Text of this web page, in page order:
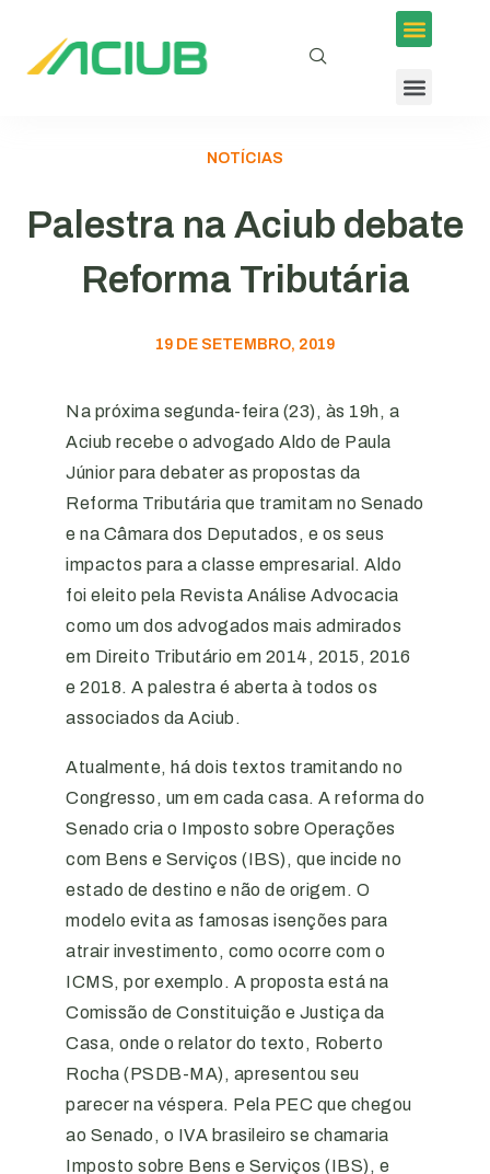
NOTÍCIAS
Palestra na Aciub debate
Reforma Tributária
19 DE SETEMBRO, 2019
Na próxima segunda-feira (23), às 19h, a
Aciub recebe o advogado Aldo de Paula
Júnior para debater as propostas da
Reforma Tributária que tramitam no Senado
e na Câmara dos Deputados, e os seus
impactos para a classe empresarial. Aldo
foi eleito pela Revista Análise Advocacia
como um dos advogados mais admirados
em Direito Tributário em 2014, 2015, 2016
e 2018. A palestra é aberta à todos os
associados da Aciub.
Atualmente, há dois textos tramitando no
Congresso, um em cada casa. A reforma do
Senado cria o Imposto sobre Operações
com Bens e Serviços (IBS), que incide no
estado de destino e não de origem. O
modelo evita as famosas isenções para
atrair investimento, como ocorre com o
ICMS, por exemplo. A proposta está na
Comissão de Constituição e Justiça da
Casa, onde o relator do texto, Roberto
Rocha (PSDB-MA), apresentou seu
parecer na véspera. Pela PEC que chegou
ao Senado, o IVA brasileiro se chamaria
Imposto sobre Bens e Serviços (IBS), e